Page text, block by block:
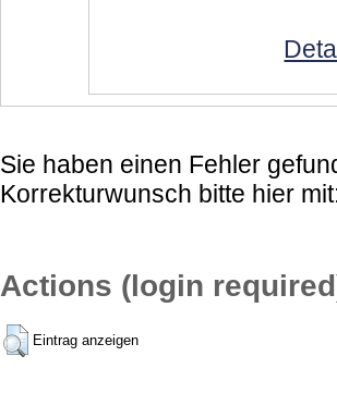
Sie haben einen Fehler
Korrekturwunsch bitte hier
Actions (login
Eintrag anzeigen